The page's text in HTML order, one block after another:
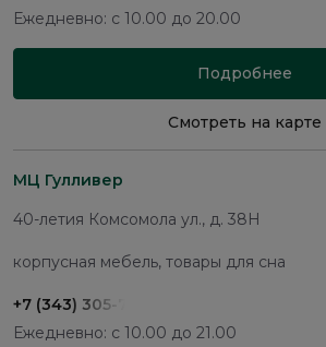
Ежедневно: с 10.00 до 20.00
Подробнее
Смотреть на карте
МЦ Гулливер
40-летия Комсомола ул., д. 38Н
корпусная мебель, товары для сна
+7 (343) 305-74-37
Ежедневно: с 10.00 до 21.00